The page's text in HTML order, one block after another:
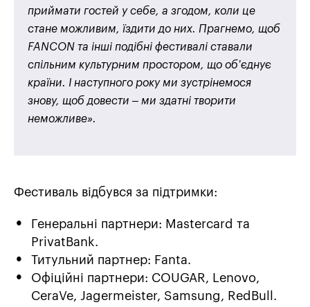
приймати гостей у себе, а згодом, коли це
стане можливим, їздити до них. Прагнемо, щоб
FANCON та інші подібні фестивалі ставали
спільним культурним простором, що об’єднує
країни. І наступного року ми зустрінемося
знову, щоб довести – ми здатні творити
неможливе».
Фестиваль відбувся за підтримки:
Генеральні партнери: Mastercard та
PrivatBank.
Титульний партнер: Fanta.
Офіційні партнери: COUGAR, Lenovo,
CeraVe, Jagermeister, Samsung, RedBull.